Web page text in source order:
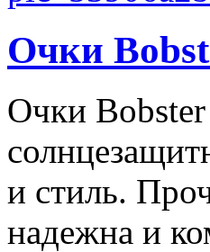
Очки
Очки
и стиль.
надежна и